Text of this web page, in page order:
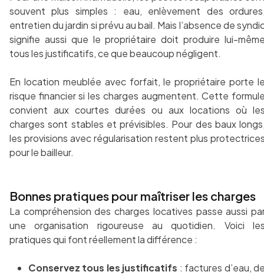
souvent plus simples : eau, enlèvement des
entretien du jardin si prévu au bail. Mais l’absence de
signifie aussi que le propriétaire doit produire lui-
tous les justificatifs, ce que beaucoup négligent.
En location meublée avec forfait, le propriétaire porte
risque financier si les charges augmentent. Cette
convient aux courtes durées ou aux locations où
charges sont stables et prévisibles. Pour des baux
les provisions avec régularisation restent plus
pour le bailleur.
Bonnes pratiques pour maîtriser les charges
La compréhension des charges locatives passe aussi
une organisation rigoureuse au quotidien. Voici
pratiques qui font réellement la différence :
Conservez tous les justificatifs : factures d’eau,